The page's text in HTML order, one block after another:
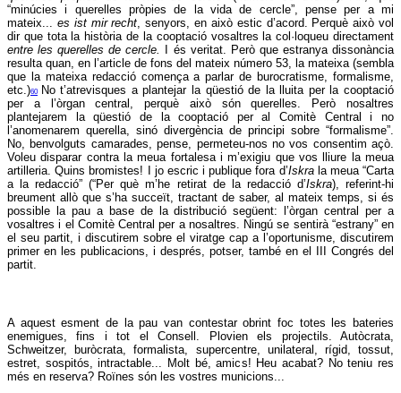
“minúcies i querelles pròpies de la vida de cercle”, pense per a mi
mateix... es ist mir recht, senyors, en això estic d’acord. Perquè això vol
dir que tota la història de la cooptació vosaltres la col·loqueu directament
entre les querelles de cercle.
I és veritat. Però que estranya dissonància
resulta quan, en l’article de fons del mateix número 53, la mateixa (sembla
que la mateixa redacció comença a parlar de burocratisme, formalisme,
etc.)60
No t’atrevisques a plantejar la qüestió de la lluita per la cooptació
per a l’òrgan central, perquè això són querelles. Però nosaltres
plantejarem la qüestió de la cooptació per al Comitè Central i no
l’anomenarem querella, sinó divergència de principi sobre “formalisme”.
No, benvolguts camarades, pense, permeteu-nos no vos consentim açò.
Voleu disparar contra la meua fortalesa i m’exigiu que vos lliure la meua
artilleria. Quins bromistes! I jo escric i publique fora d’Iskra la meua “Carta
a la redacció” (“Per què m’he retirat de la redacció d’Iskra), referint-hi
breument allò que s’ha succeït, tractant de saber, al mateix temps, si és
possible la pau a base de la distribució següent: l’òrgan central per a
vosaltres i el Comitè Central per a nosaltres. Ningú se sentirà “estrany” en
el seu partit, i discutirem sobre el viratge cap a l’oportunisme, discutirem
primer en les publicacions, i després, potser, també en el III Congrés del
partit.
A aquest esment de la pau van contestar obrint foc totes les bateries
enemigues, fins i tot el Consell. Plovien els projectils. Autòcrata,
Schweitzer, buròcrata, formalista, supercentre, unilateral, rígid, tossut,
estret, sospitós, intractable... Molt bé, amics! Heu acabat? No teniu res
més en reserva? Roïnes són les vostres municions...